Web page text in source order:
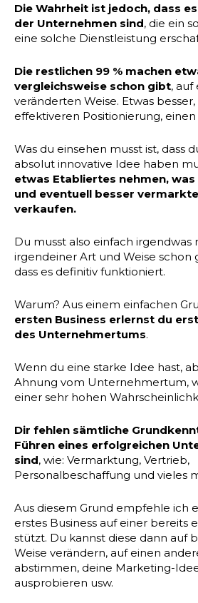
Die Wahrheit ist jedoch, dass
der Unternehmen sind, die ein
eine solche Dienstleistung
Die restlichen 99 % machen
vergleichsweise schon gibt, auf
veränderten Weise. Etwas
effektiveren Positionierung, einen
Was du einsehen musst ist, dass
absolut innovative Idee haben
etwas Etabliertes nehmen,
und eventuell besser
verkaufen.
Du musst also einfach irgendwas
irgendeiner Art und Weise schon
dass es definitiv funktioniert.
Warum? Aus einem einfachen
ersten Business erlernst du
des Unternehmertums.
Wenn du eine starke Idee hast,
Ahnung vom Unternehmertum,
einer sehr hohen
Dir fehlen sämtliche
Führen eines erfolgreichen
sind, wie: Vermarktung, Vertrieb,
Personalbeschaffung und vieles
Aus diesem Grund empfehle ich
erstes Business auf einer bereits
stützt. Du kannst diese dann auf
Weise verändern, auf einen
abstimmen, deine Marketing-
ausprobieren usw.